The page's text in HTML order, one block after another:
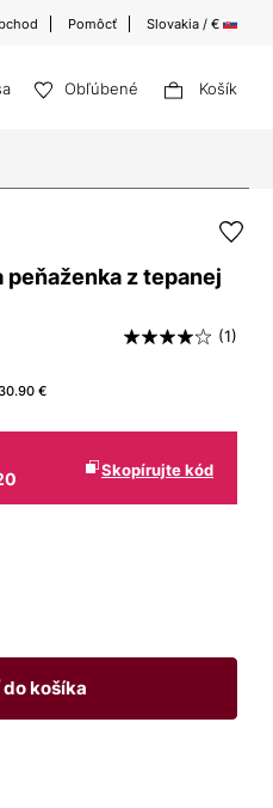
Pomôcť Slovakia / €
Obľúbené Košík
peňaženka z tepanej
(1)
€
Skopírujte kód
košíka